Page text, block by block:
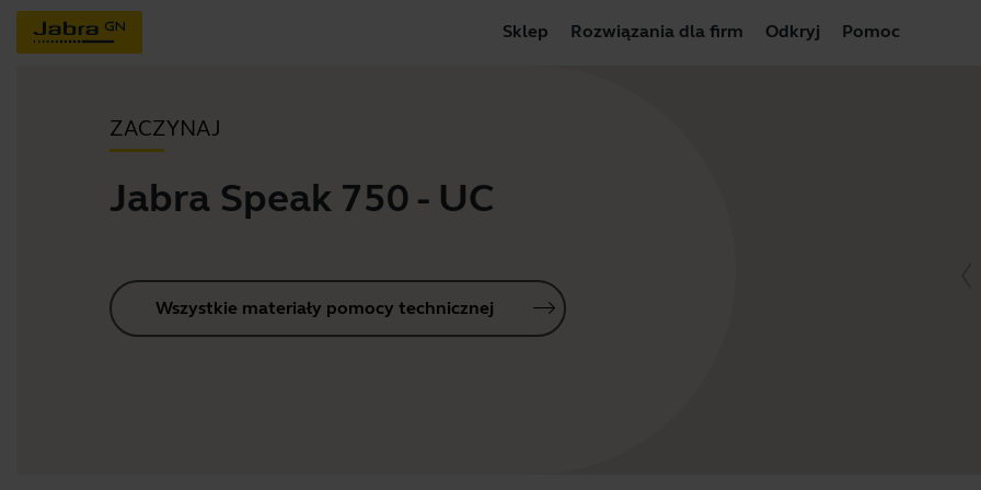
Sklep Rozwiązania dla firm Odkryj Pomoc
ZACZYNAJ
Jabra Speak 750 - UC
Wszystkie materiały pomocy technicznej